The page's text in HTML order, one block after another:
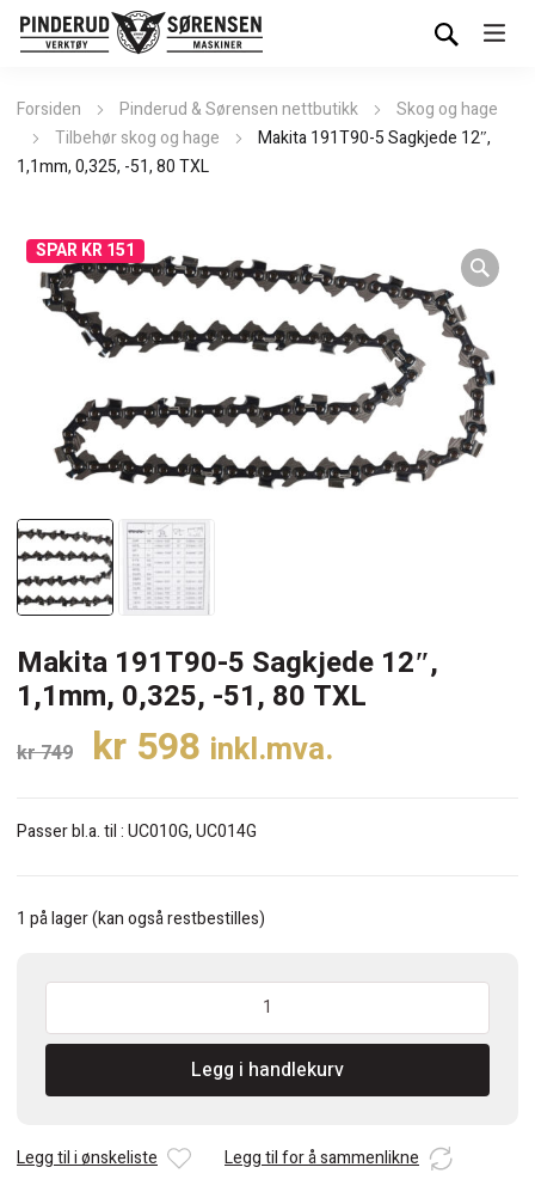
Forsiden Pinderud & Sørensen nettbutikk
Skog og hage
Tilbehør skog og hage
Makita 191T90-5 Sagkjede 12″,
1,1mm, 0,325, -51, 80 TXL
SPAR KR 151
Makita 191T90-5 Sagkjede 12″,
1,1mm, 0,325, -51, 80 TXL
kr749 Opprinnelig
var:
kr 598 Nåværende
er:
inkl.mva.
Passer bl.a. til : UC010G, UC014G
1 på lager (kan også restbestilles)
Makita
5
12",
0,325,
Legg i handlekurv
Legg til i ønskeliste Legg til for å sammenlikne